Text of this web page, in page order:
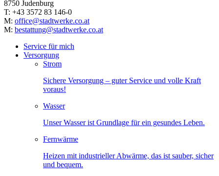
8750 Judenburg
T: +43 3572 83 146-0
M: office@stadtwerke.co.at
M: bestattung@stadtwerke.co.at
Service für mich
Versorgung
Strom
Sichere Versorgung – guter Service und volle Kraft
voraus!
Wasser
Unser Wasser ist Grundlage für ein gesundes Leben.
Fernwärme
Heizen mit industrieller Abwärme, das ist sauber, sicher
und bequem.